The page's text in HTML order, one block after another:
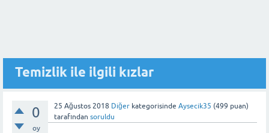
Temizlik ile ilgili kızlar
0
oy
25 Ağustos 2018 Diğer kategorisinde Aysecik35 (499 puan)
tarafından soruldu